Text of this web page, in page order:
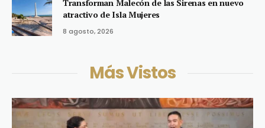
Transforman Malecón de las Sirenas en nuevo
atractivo de Isla Mujeres
8 agosto, 2026
Más Vistos